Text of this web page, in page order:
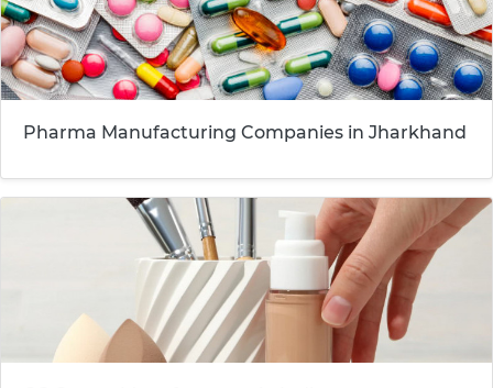
Pharma Manufacturing Companies in Jharkhand